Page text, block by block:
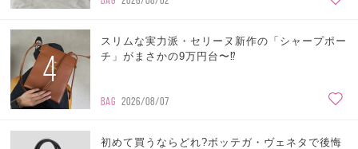
4
スリムな実力派・セリーヌ新作の「シャープポー
チ」がまさかの9万円台〜⁉
BAG 2026/08/07
初めて買うならどれ?ボッテガ・ヴェネタで後悔